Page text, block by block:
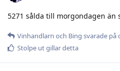
5271 sålda till morgondagen än
Vinhandlarn och Bing svarade på
Stolpe utgillar detta